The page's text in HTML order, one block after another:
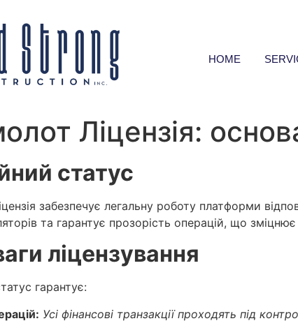
HOME
Ліцензія:
статус
забезпечує легальну роботу платформи
та гарантує прозорість операцій, що
ліцензування
гарантує:
Усі фінансові транзакції проходять під